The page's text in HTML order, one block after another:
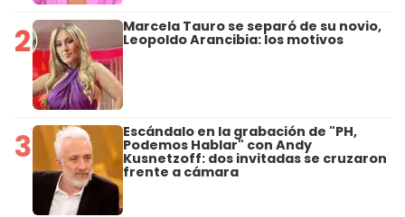
2 Marcela Tauro se separó de su novio,
Leopoldo Arancibia: los motivos
3 Escándalo en la grabación de "PH,
Podemos Hablar" con Andy
Kusnetzoff: dos invitadas se cruzaron
frente a cámara